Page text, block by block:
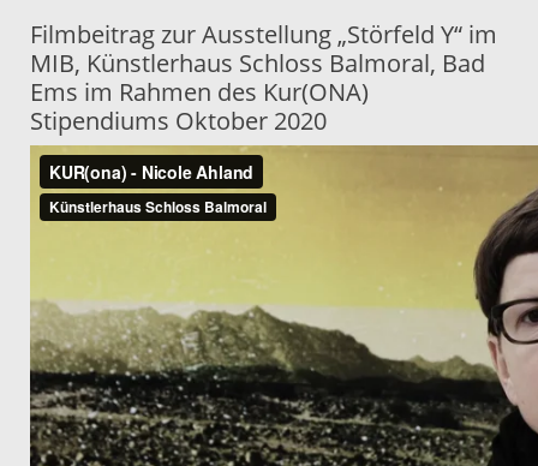
Filmbeitrag zur Ausstellung „Störfeld Y“ im
MIB, Künstlerhaus Schloss Balmoral, Bad
Ems im Rahmen des Kur(ONA)
Stipendiums Oktober 2020